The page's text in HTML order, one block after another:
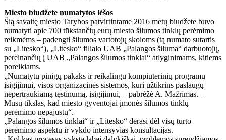
Miesto biudžete numatytos lėšos
Šią savaitę miesto Tarybos patvirtintame 2016 metų biudžete buvo
numatyti apie 700 tūkstančių eurų miesto šilumos tinklų perėmimo
reikmėms – padengti šilumos vartotojų skoloms (tą numato sutartis
su „Litesko“), „Litesko“ filialo UAB „Palangos šiluma“ darbuotojų,
pereinančių į UAB „Palangos šilumos tinklai“ atlyginimams, kitiems
poreikiams.
„Numatytų pinigų pakaks ir reikalingų kompiuterinių programų
įsigijimui, visos organizacinės sistemos, kuri užtikrins paslaugų
nepertraukiamą tęstinumą, įsigijimui, – pabrėžė A. Mažrimas. –
Mūsų tikslas, kad miesto gyventojai įmonės šilumos tinklų
perėmimo nepajustų“.
„Palangos šilumos tinklai“ ir „Litesko“ derasi dėl visų turto
perėmimo aspektų ir vykdo intensyvias konsultacijas.